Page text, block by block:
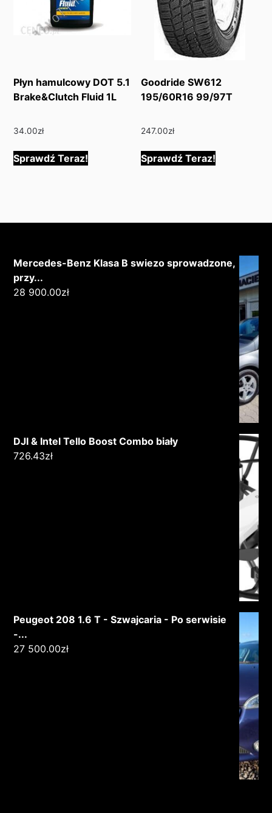
Płyn hamulcowy DOT 5.1
Brake&Clutch Fluid 1L
34.00zł
Sprawdź Teraz!
Goodride SW612
195/60R16 99/97T
247.00zł
Sprawdź Teraz!
Mercedes-Benz Klasa B swiezo sprowadzone,
przy...
28 900.00zł
DJI & Intel Tello Boost Combo biały
726.43zł
Peugeot 208 1.6 T - Szwajcaria - Po serwisie
-...
27 500.00zł